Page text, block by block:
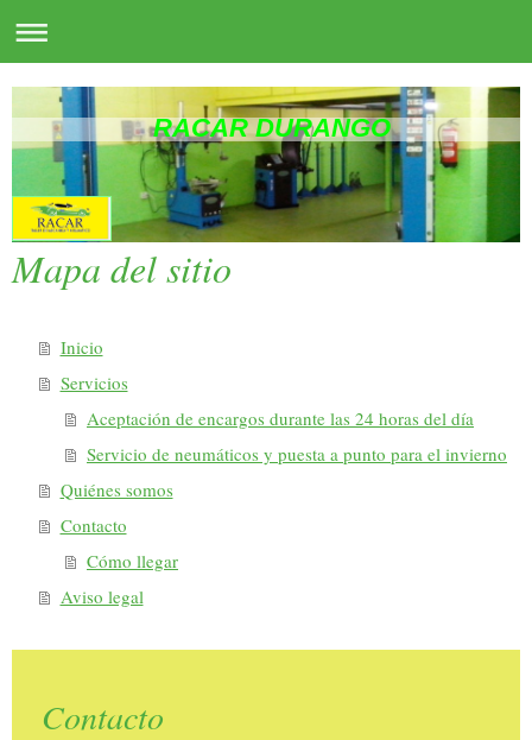
RACAR DURANGO
Mapa del sitio
Inicio
Servicios
Aceptación de encargos durante las 24 horas del día
Servicio de neumáticos y puesta a punto para el invierno
Quiénes somos
Contacto
Cómo llegar
Aviso legal
Contacto